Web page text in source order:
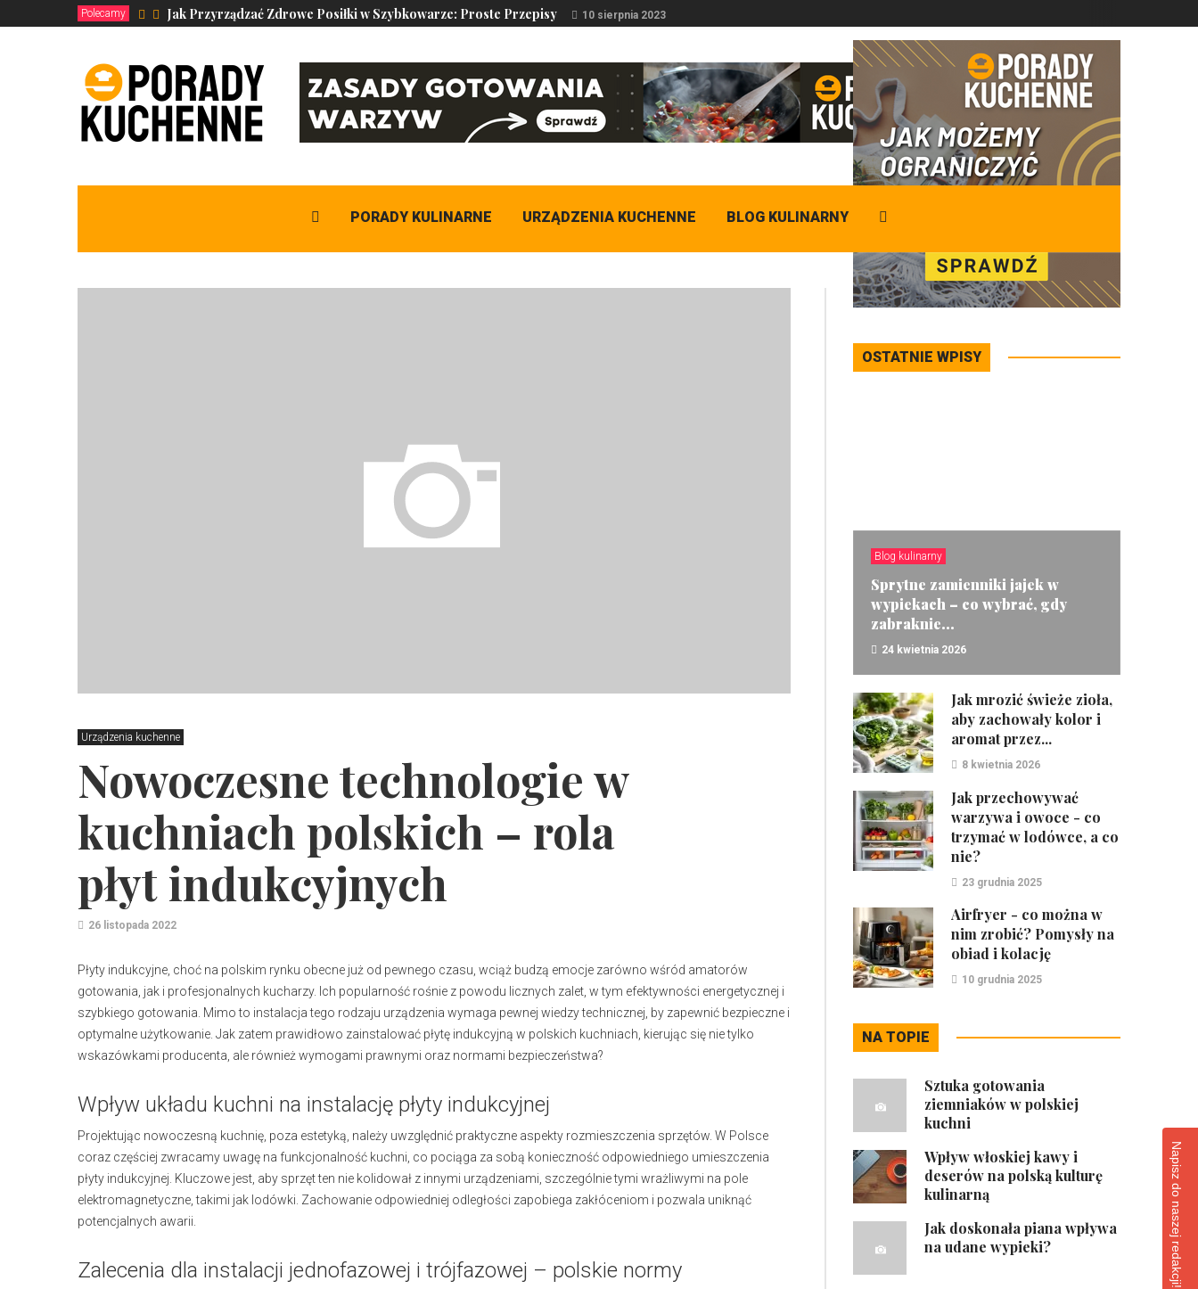
Polecamy Jak Przyrządzać Zdrowe Posiłki w Szybkowarze: Proste Przepisy 10 sierpnia 2023
DZISIAJ
08 - 08 - 2026
PORADY KULINARNE URZĄDZENIA KUCHENNE BLOG KULINARNY
Urządzenia kuchenne
Nowoczesne technologie w
kuchniach polskich – rola
płyt indukcyjnych
26 listopada 2022
Płyty indukcyjne, choć na polskim rynku obecne już od pewnego czasu, wciąż budzą emocje zarówno wśród amatorów
gotowania, jak i profesjonalnych kucharzy. Ich popularność rośnie z powodu licznych zalet, w tym efektywności energetycznej i
szybkiego gotowania. Mimo to instalacja tego rodzaju urządzenia wymaga pewnej wiedzy technicznej, by zapewnić bezpieczne i
optymalne użytkowanie. Jak zatem prawidłowo zainstalować płytę indukcyjną w polskich kuchniach, kierując się nie tylko
wskazówkami producenta, ale również wymogami prawnymi oraz normami bezpieczeństwa?
Wpływ układu kuchni na instalację płyty indukcyjnej
Projektując nowoczesną kuchnię, poza estetyką, należy uwzględnić praktyczne aspekty rozmieszczenia sprzętów. W Polsce
coraz częściej zwracamy uwagę na funkcjonalność kuchni, co pociąga za sobą konieczność odpowiedniego umieszczenia
płyty indukcyjnej. Kluczowe jest, aby sprzęt ten nie kolidował z innymi urządzeniami, szczególnie tymi wrażliwymi na pole
elektromagnetyczne, takimi jak lodówki. Zachowanie odpowiedniej odległości zapobiega zakłóceniom i pozwala uniknąć
potencjalnych awarii.
Zalecenia dla instalacji jednofazowej i trójfazowej – polskie normy
OSTATNIE WPISY
Blog kulinarny
Sprytne zamienniki jajek w
wypiekach – co wybrać, gdy
zabraknie...
24 kwietnia 2026
Jak mrozić świeże zioła,
aby zachowały kolor i
aromat przez...
8 kwietnia 2026
Jak przechowywać
warzywa i owoce - co
trzymać w lodówce, a co
nie?
23 grudnia 2025
Airfryer - co można w
nim zrobić? Pomysły na
obiad i kolację
10 grudnia 2025
NA TOPIE
Sztuka gotowania
ziemniaków w polskiej
kuchni
Wpływ włoskiej kawy i
deserów na polską kulturę
kulinarną
Jak doskonała piana wpływa
na udane wypieki?
Napisz do naszej redakcji!